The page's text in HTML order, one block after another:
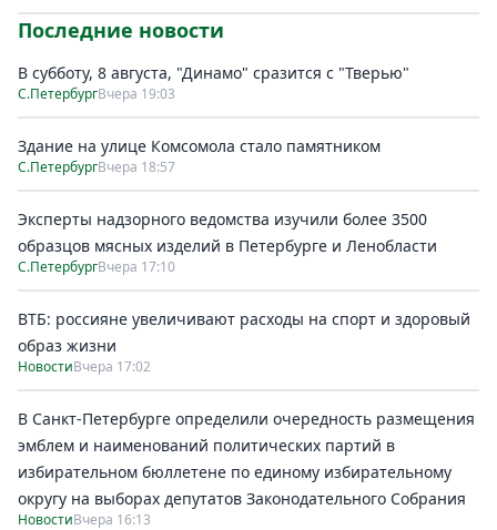
Последние новости
В субботу, 8 августа, "Динамо" сразится с "Тверью"
С.ПетербургВчера 19:03
Здание на улице Комсомола стало памятником
С.ПетербургВчера 18:57
Эксперты надзорного ведомства изучили более 3500
образцов мясных изделий в Петербурге и Ленобласти
С.ПетербургВчера 17:10
ВТБ: россияне увеличивают расходы на спорт и здоровый
образ жизни
НовостиВчера 17:02
В Санкт-Петербурге определили очередность размещения
эмблем и наименований политических партий в
избирательном бюллетене по единому избирательному
округу на выборах депутатов Законодательного Собрания
НовостиВчера 16:13